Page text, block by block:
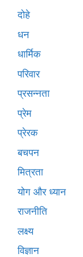
दोहे
धन
धार्मिक
परिवार
प्रसन्नता
प्रेम
प्रेरक
बचपन
मित्रता
योग और ध्यान
राजनीति
लक्ष्य
विज्ञान